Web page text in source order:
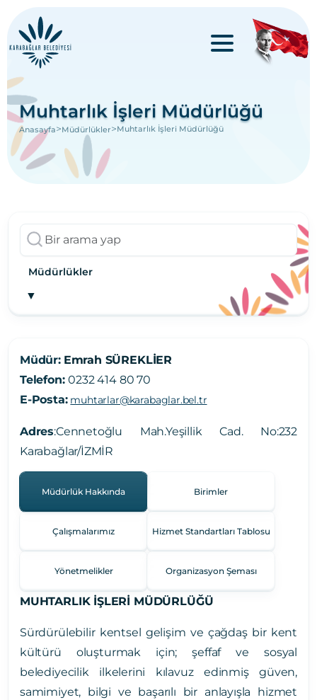
Muhtarlık İşleri Müdürlüğü
Anasayfa>Müdürlükler>Muhtarlık İşleri Müdürlüğü
Müdürlükler
▼
Müdür: Emrah SÜREKLİER
Telefon:0232 414 80 70
E-Posta: muhtarlar@karabaglar.bel.tr
Adres:Cennetoğlu Mah.Yeşillik Cad. No:232
Karabağlar/İZMİR
Müdürlük Hakkında Birimler
Çalışmalarımız Hizmet Standartları Tablosu
Yönetmelikler Organizasyon Şeması
MUHTARLIK İŞLERİ MÜDÜRLÜĞÜ
Sürdürülebilir kentsel gelişim ve çağdaş bir kent
kültürü oluşturmak için; şeffaf ve sosyal
belediyecilik ilkelerini kılavuz edinmiş güven,
samimiyet, bilgi ve başarılı bir anlayışla hizmet